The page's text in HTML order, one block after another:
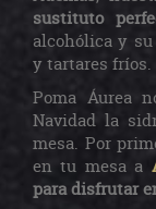
sustituto
alcohólica y
y tartares fríos.
Poma Áurea
Navidad la
mesa. Por
en tu mesa a
para disfrutar